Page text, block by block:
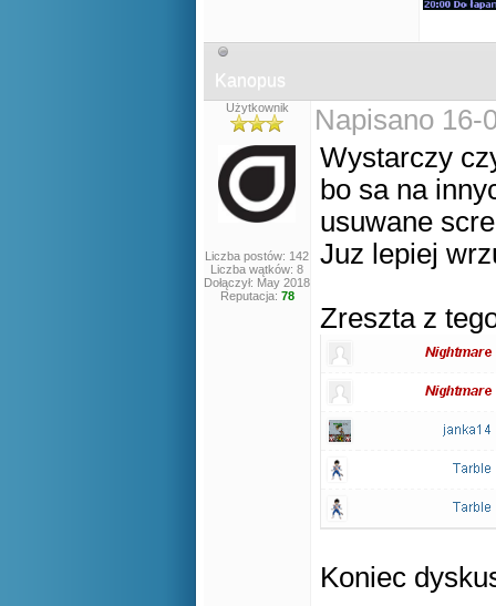
Kanopus
Użytkownik
Liczba postów: 142
Liczba wątków: 8
Dołączył: May 2018
Reputacja: 78
Napisano 16-
Wystarczy
bo sa na
usuwane
Juz lepiej
Zreszta z
Koniec